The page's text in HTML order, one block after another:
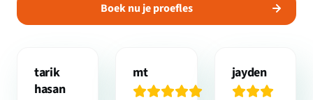
Boek nu je proefles
tarik
hasan
mt jayden